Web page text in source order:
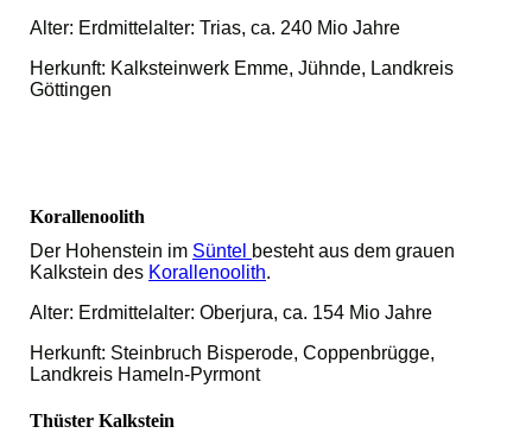
Alter: Erdmittelalter: Trias, ca. 240 Mio Jahre
Herkunft: Kalksteinwerk Emme, Jühnde, Landkreis
Göttingen
Korallenoolith
Der Hohenstein im Süntel besteht aus dem grauen
Kalkstein des Korallenoolith.
Alter: Erdmittelalter: Oberjura, ca. 154 Mio Jahre
Herkunft: Steinbruch Bisperode, Coppenbrügge,
Landkreis Hameln-Pyrmont
Thüster Kalkstein